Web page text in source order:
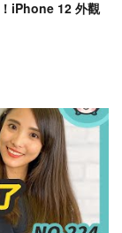
iPhone 12 外觀